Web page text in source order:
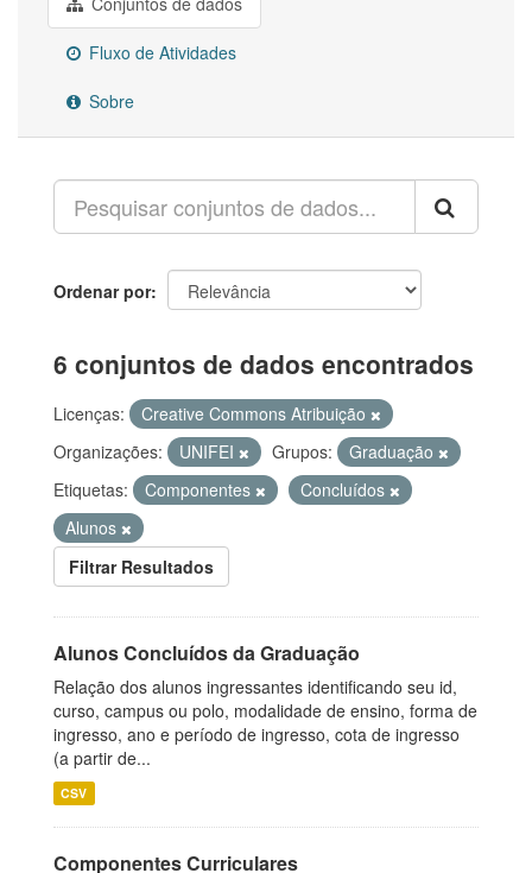
Fluxo de Atividades
Sobre
Ordenar por
6 conjuntos de dados encontrados
Licenças:
Creative Commons Atribuição
Organizações:
UNIFEI Grupos:
Graduação
Etiquetas:
Componentes
Concluídos
Alunos
Filtrar Resultados
Alunos Concluídos da Graduação
Relação dos alunos ingressantes identificando seu id,
curso, campus ou polo, modalidade de ensino, forma de
ingresso, ano e período de ingresso, cota de ingresso
(a partir de...
CSV
Componentes Curriculares